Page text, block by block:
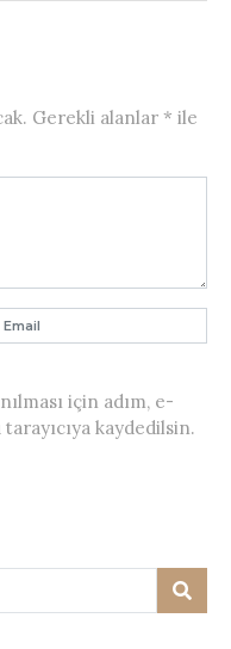
Gerekli alanlar * ile
için adım, e-
kaydedilsin.